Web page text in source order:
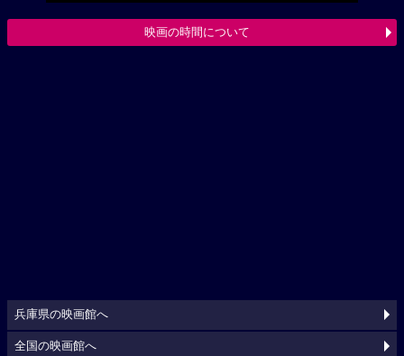
映画の時間について
兵庫県の映画館へ
全国の映画館へ